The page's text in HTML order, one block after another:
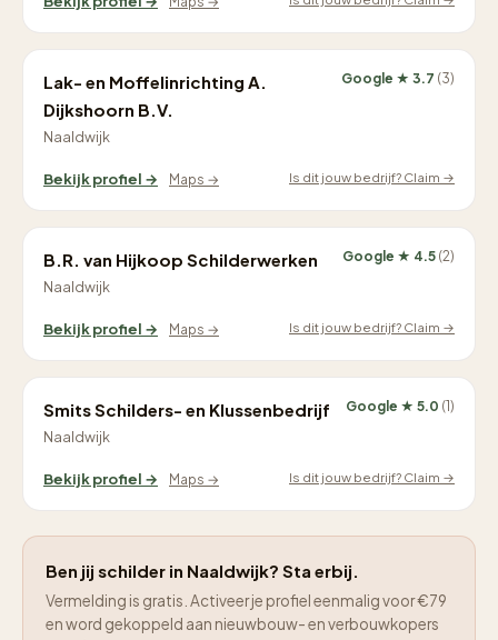
Lak- en Moffelinrichting A.
Dijkshoorn B.V.
Naaldwijk
Google ★ 3.7 (3)
Bekijk profiel → Maps → Is dit jouw bedrijf? Claim →
B.R. van Hijkoop Schilderwerken
Naaldwijk
Google ★ 4.5 (2)
Bekijk profiel → Maps → Is dit jouw bedrijf? Claim →
Smits Schilders- en Klussenbedrijf
Naaldwijk
Google ★ 5.0 (1)
Bekijk profiel → Maps → Is dit jouw bedrijf? Claim →
Ben jij schilder in Naaldwijk? Sta erbij.
Vermelding is gratis. Activeer je profiel eenmalig voor €79
en word gekoppeld aan nieuwbouw- en verbouwkopers